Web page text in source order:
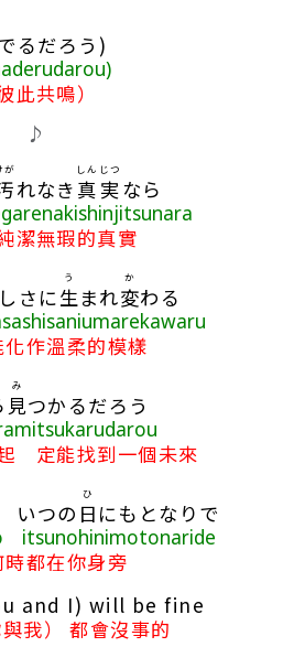
るだろう)
此共鳴）
♪
が
れなき 真実
しんじつ
なら
潔無瑕的真實
しさに生
う
まれ変
か
わる
作溫柔的模樣
見
み
つかるだろう
定能找到一個未來
いつの 日
ひ
にもとなりで
itsunohinimotonaride
時都在你身旁
and I) will be fine
我） 都會沒事的